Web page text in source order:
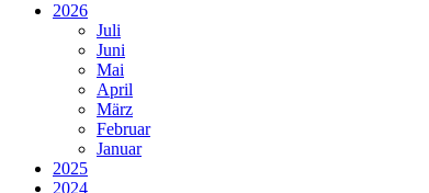
2026
Juli
Juni
Mai
April
März
Februar
Januar
2025
2024